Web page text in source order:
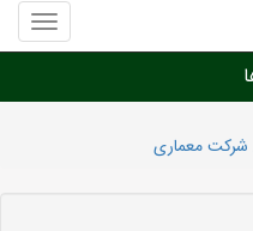
منوی
سایت
معمار
داخلی
شرکت معماری